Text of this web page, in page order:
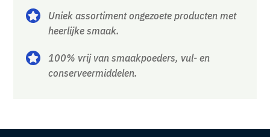

Uniek assortiment ongezoete producten met
heerlijke smaak.

100% vrij van smaakpoeders, vul- en
conserveermiddelen.